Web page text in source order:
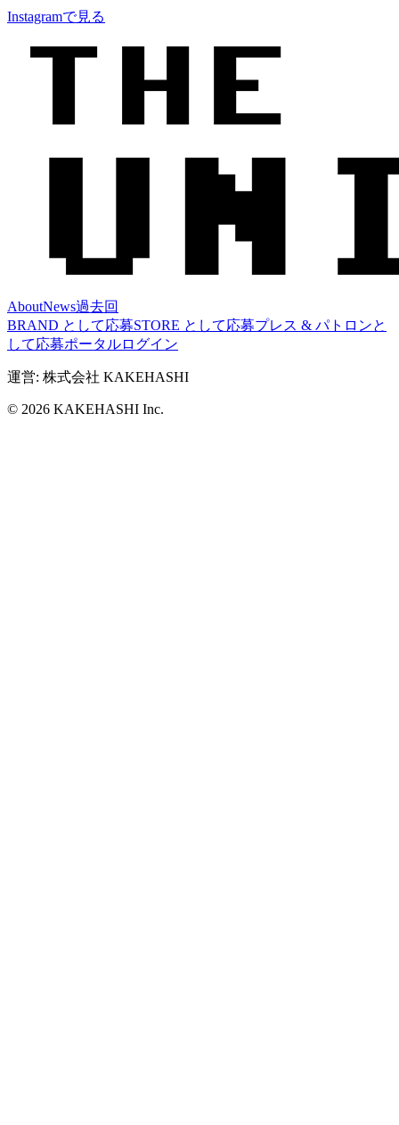
Instagramで見る
AboutNews過去回
BRAND として応募STORE として応募プレス & パトロンと
して応募ポータルログイン
運営: 株式会社 KAKEHASHI
© 2026 KAKEHASHI Inc.